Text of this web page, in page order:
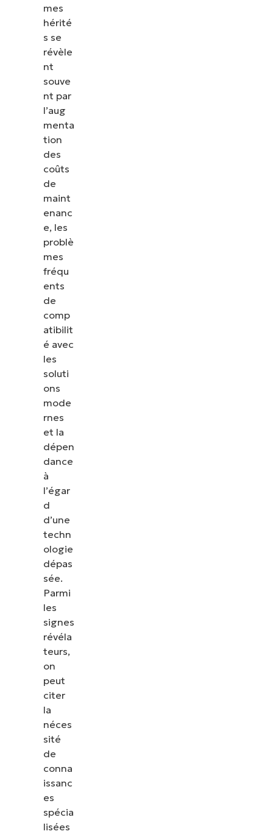
mes
hérité
s se
révèle
nt
souve
nt par
l’aug
menta
tion
des
coûts
de
maint
enanc
e, les
problè
mes
fréqu
ents
de
comp
atibilit
é avec
les
soluti
ons
mode
rnes
et la
dépen
dance
à
l’égar
d
d’une
techn
ologie
dépas
sée.
Parmi
les
signes
révéla
teurs,
on
peut
citer
la
néces
sité
de
conna
issanc
es
spécia
lisées